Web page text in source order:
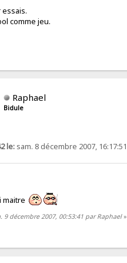
essais.
comme jeu.
Raphael
Bidule
le: sam. 8 décembre 2007, 16:17:51
maitre
9 décembre 2007, 00:53:41 par Raphael»